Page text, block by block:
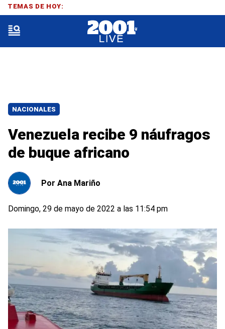
NACIONALES
Venezuela recibe 9 náufragos
de buque africano
Por Ana Mariño
Domingo, 29 de mayo de 2022 a las 11:54 pm
TEMAS DE HOY: